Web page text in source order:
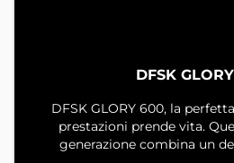
DFSK
DFSK GLORY 600, la
prestazioni prende vita.
generazione combina un